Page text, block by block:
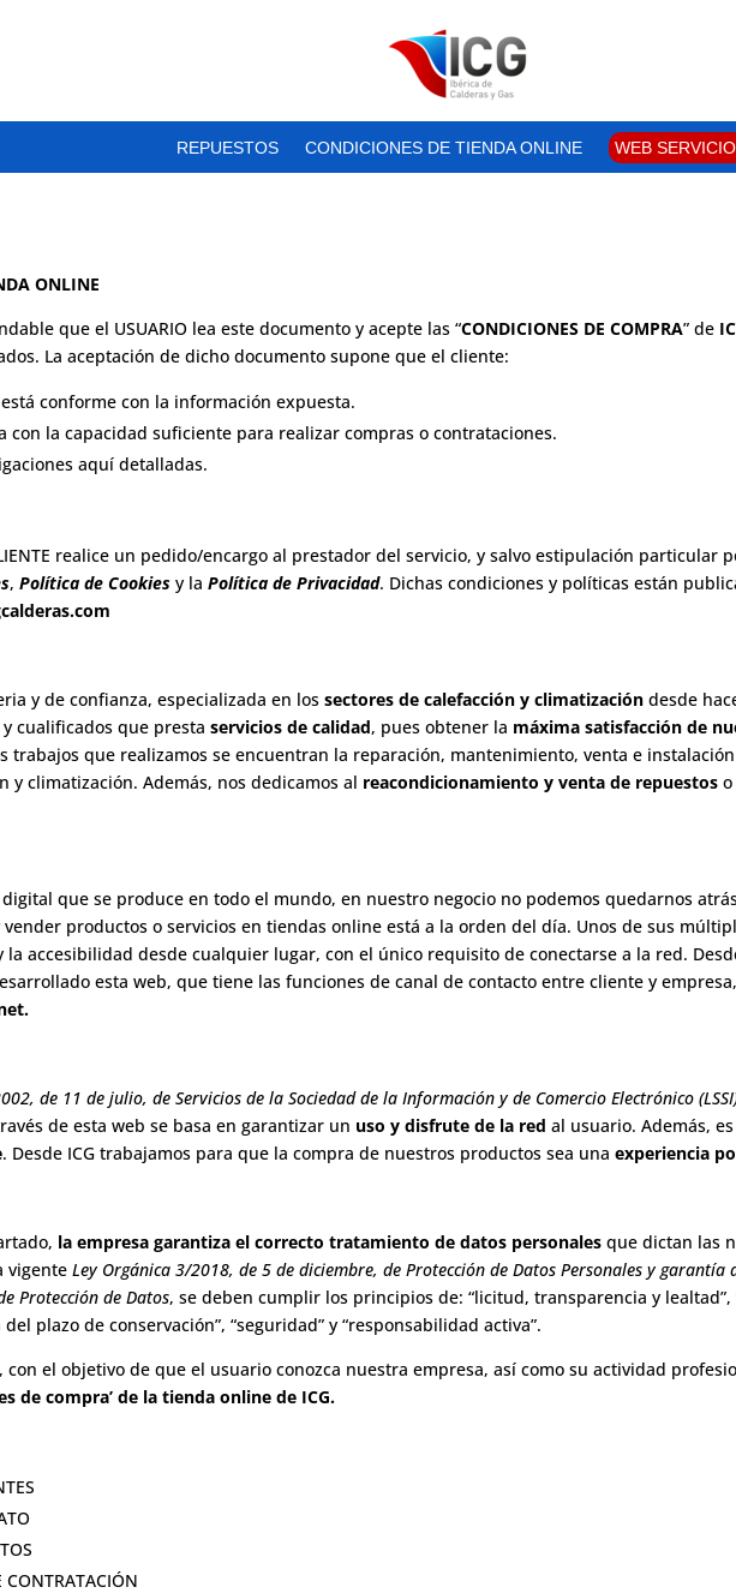
REPUESTOS CONDICIONES DE TIENDA ONLINE WEB
ONLINE
que el USUARIO lea este documento y acepte las “CONDICIONES DE COMPRA” de
La aceptación de dicho documento supone que el cliente:
conforme con la información expuesta.
con la capacidad suficiente para realizar compras o contrataciones.
aquí detalladas.
realice un pedido/encargo al prestador del servicio, y salvo estipulación particular
,Política de Cookies y laPolítica de Privacidad. Dichas condiciones y políticas están
y de confianza, especializada en lossectores de calefacción y climatización desde
cualificados que prestaservicios de calidad, pues obtener la máxima satisfacción de
trabajos que realizamos se encuentran la reparación, mantenimiento, venta e
y climatización. Además, nos dedicamos al reacondicionamiento y venta de repuestos
que se produce en todo el mundo, en nuestro negocio no podemos quedarnos
productos o servicios en tiendas online está a la orden del día. Unos de sus
la accesibilidad desde cualquier lugar, con el único requisito de conectarse a la red.
esta web, que tiene las funciones de canal de contacto entre cliente y
de 11 de julio, de Servicios de la Sociedad de la Información y de Comercio Electrónico
de esta web se basa en garantizar un uso y disfrute de la red al usuario. Además,
. Desde ICG trabajamos para que la compra de nuestros productos sea unaexperiencia
la empresa garantiza el correcto tratamiento de datos personales que dictan las
vigenteLey Orgánica 3/2018, de 5 de diciembre, de Protección de Datos Personales y garantía
Protección de Datos, se deben cumplir los principios de: “licitud, transparencia y lealtad”,
plazo de conservación”, “seguridad” y “responsabilidad activa”.
con el objetivo de que el usuario conozca nuestra empresa, así como su actividad
de compra’ de la tienda online de ICG.
CONTRATACIÓN